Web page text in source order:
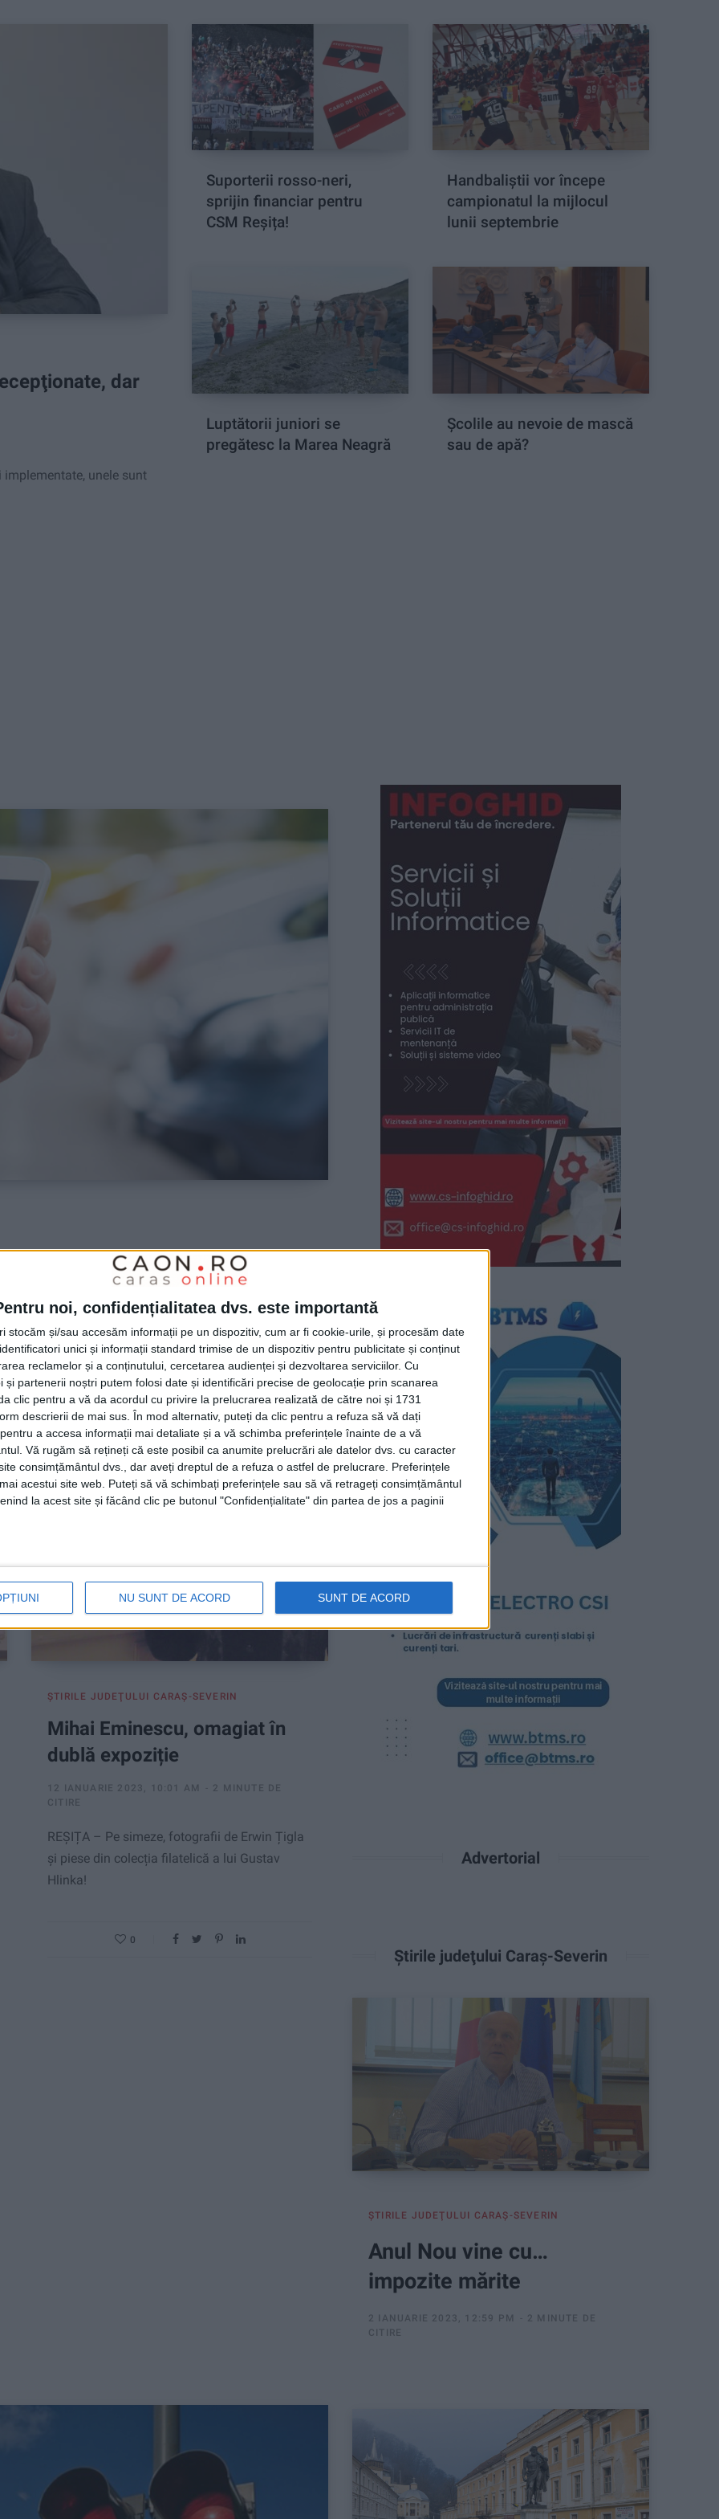
noi, confidențialitatea dvs. este importantă
stocăm și/sau accesăm informații pe un dispozitiv, cum ar fi cookie-urile, și procesăm date
unici și informații standard trimise de un dispozitiv pentru publicitate și conținut
reclamelor și a conținutului, cercetarea audienței și dezvoltarea serviciilor. Cu
și partenerii noștri putem folosi date și identificări precise de geolocație prin scanarea
clic pentru a vă da acordul cu privire la prelucrarea realizată de către noi și 1731
descrierii de mai sus. În mod alternativ, puteți da clic pentru a refuza să vă dați
a accesa informații mai detaliate și a vă schimba preferințele înainte de a vă
Vă rugăm să rețineți că este posibil ca anumite prelucrări ale datelor dvs. cu caracter
consimțământul dvs., dar aveți dreptul de a refuza o astfel de prelucrare. Preferințele
acestui site web. Puteți să vă schimbați preferințele sau să vă retrageți consimțământul
la acest site și făcând clic pe butonul "Confidențialitate" din partea de jos a paginii
NU SUNT DE ACORD SUNT DE ACORD
dar
implementate, unele sunt
Suporterii rosso-neri,
sprijin financiar pentru
CSM Reșița!
Handbaliștii vor începe
campionatul la mijlocul
lunii septembrie
Luptătorii juniori se
pregătesc la Marea Neagră
Şcolile au nevoie de mască
sau de apă?
parcările cu plată din
de 2 lei/oră și 10 lei pe zi, dar asta doar până ce
mobilă pe care municipalitatea vrea să-l
ŞTIRILE JUDEŢULUI CARAŞ-SEVERIN
Mihai Eminescu, omagiat în
dublă expoziție
12 IANUARIE 2023, 10:01 AM
2 MINUTE DE
CITIRE
REȘIȚA – Pe simeze, fotografii de Erwin Țigla
și piese din colecția filatelică a lui Gustav
Hlinka!
0
Advertorial
Ştirile judeţului Caraş-Severin
ŞTIRILE JUDEŢULUI CARAŞ-SEVERIN
Anul Nou vine cu…
impozite mărite
2 IANUARIE 2023, 12:59 PM
2 MINUTE DE
CITIRE